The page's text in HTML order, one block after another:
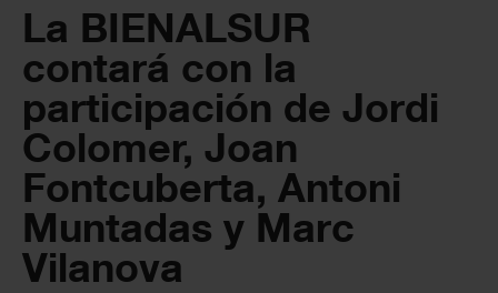
La BIENALSUR
contará con la
participación de Jordi
Colomer, Joan
Fontcuberta, Antoni
Muntadas y Marc
Vilanova